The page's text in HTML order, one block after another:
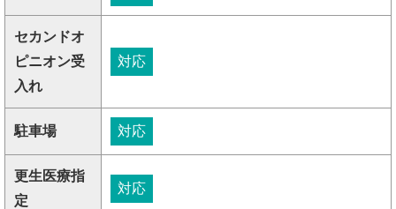
セカンドオ
ピニオン受
入れ
対応
駐車場 対応
更生医療指
定
対応